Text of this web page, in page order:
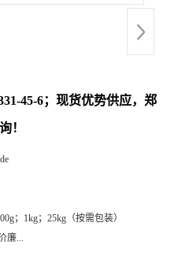
45-6；现货优势供应，郑
！
；1kg；25kg（按需包装）
廉...